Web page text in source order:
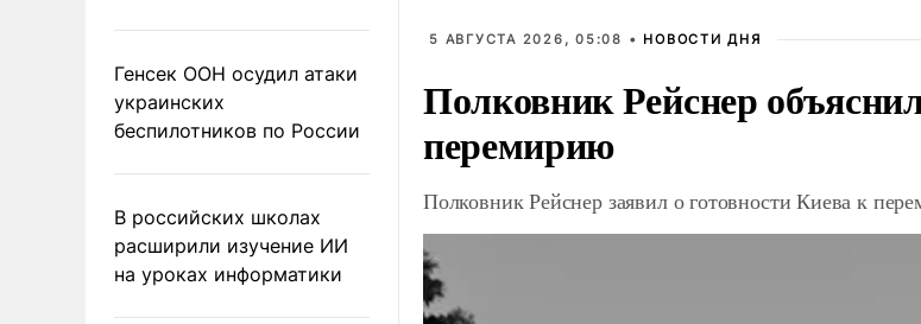
Генсек ООН осудил атаки
украинских
беспилотников по России
В российских школах
расширили изучение ИИ
на уроках информатики
5 АВГУСТА 2026, 05:08 • НОВОСТИ ДНЯ
Полковник Рейснер
перемирию
Полковник Рейснер заявил о готовности Киева к